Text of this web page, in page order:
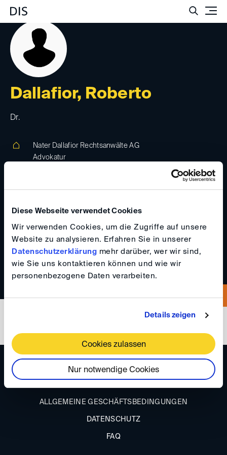
Diese Webseite verwendet Cookies
Wir verwenden Cookies, um die Zugriffe auf unsere
Website zu analysieren. Erfahren Sie in unserer
Datenschutzerklärung mehr darüber, wer wir sind,
wie Sie uns kontaktieren können und wie wir
personenbezogene Daten verarbeiten.
Details zeigen
Cookies zulassen
Nur notwendige Cookies
Dallafior, Roberto
Dr.
Nater Dallafior Rechtsanwälte AG
Advokatur
dallafior(at) ndlegal.ch
+41792094940
ANFAHRT
ALLGEMEINE GESCHÄFTSBEDINGUNGEN
DATENSCHUTZ
FAQ